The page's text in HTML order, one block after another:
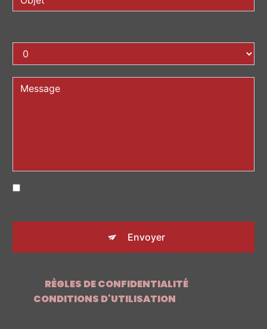
Envoyer
RÈGLES DE CONFIDENTIALITÉET LES
CONDITIONS D'UTILISATION